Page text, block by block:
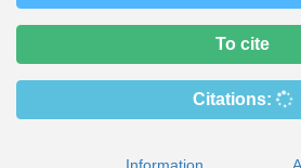
To cite
Citations: